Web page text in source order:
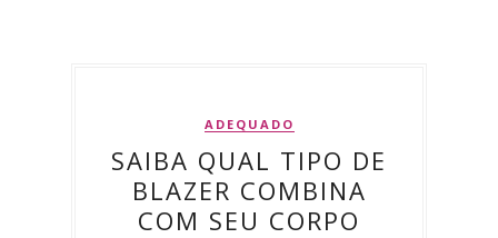
ADEQUADO
SAIBA QUAL TIPO DE
BLAZER COMBINA
COM SEU CORPO